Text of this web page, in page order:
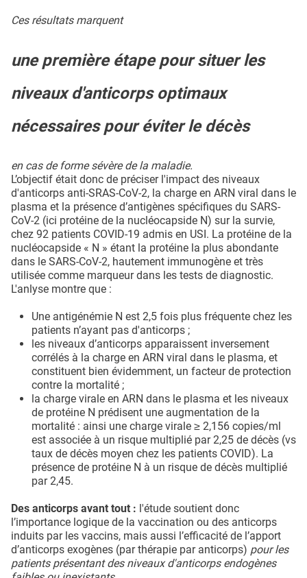
Ces résultats marquent
une première étape pour situer les
niveaux d'anticorps optimaux
nécessaires pour éviter le décès
en cas de forme sévère de la maladie.
L’objectif était donc de préciser l'impact des niveaux
d'anticorps anti-SRAS-CoV-2, la charge en ARN viral dans le
plasma et la présence d’antigènes spécifiques du SARS-
CoV-2 (ici protéine de la nucléocapside N) sur la survie,
chez 92 patients COVID-19 admis en USI. La protéine de la
nucléocapside « N » étant la protéine la plus abondante
dans le SARS-CoV-2, hautement immunogène et très
utilisée comme marqueur dans les tests de diagnostic.
L'anlyse montre que :
Une antigénémie N est 2,5 fois plus fréquente chez les
patients n’ayant pas d'anticorps ;
les niveaux d’anticorps apparaissent inversement
corrélés à la charge en ARN viral dans le plasma, et
constituent bien évidemment, un facteur de protection
contre la mortalité ;
la charge virale en ARN dans le plasma et les niveaux
de protéine N prédisent une augmentation de la
mortalité : ainsi une charge virale ≥ 2,156 copies/ml
est associée à un risque multiplié par 2,25 de décès (vs
taux de décès moyen chez les patients COVID). La
présence de protéine N à un risque de décès multiplié
par 2,45.
Des anticorps avant tout : l'étude soutient donc
l’importance logique de la vaccination ou des anticorps
induits par les vaccins, mais aussi l’efficacité de l’apport
d’anticorps exogènes (par thérapie par anticorps) pour les
patients présentant des niveaux d'anticorps endogènes